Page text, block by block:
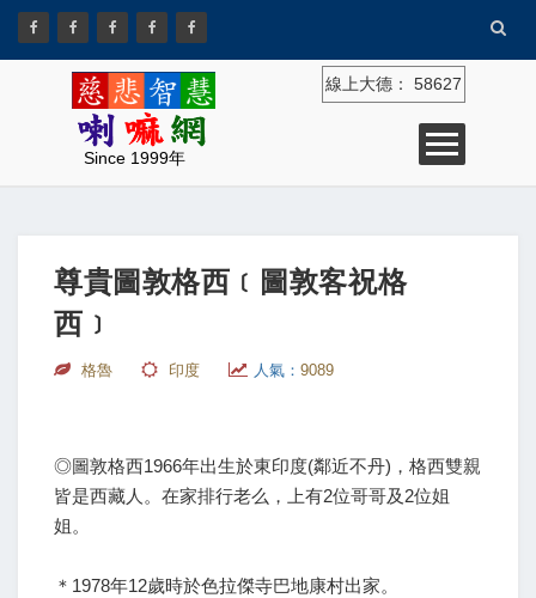
Since 1999年
線上大德： 58627
尊貴圖敦格西﹝圖敦客祝格
西﹞
格魯 印度 人氣： 9089
◎圖敦格西1966年出生於東印度(鄰近不丹)，格西雙親
皆是西藏人。在家排行老么，上有2位哥哥及2位姐
姐。
＊1978年12歲時於色拉傑寺巴地康村出家。